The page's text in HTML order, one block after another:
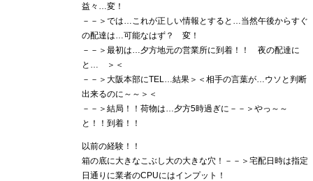
益々…変！
－－＞では…これが正しい情報とすると…当然午後からすぐ
の配達は…可能なはず？ 変！
－－＞最初は…夕方地元の営業所に到着！！ 夜の配達に
と… ＞＜
－－＞大阪本部にTEL…結果＞＜相手の言葉が…ウソと判断
出来るのに～～＞＜
－－＞結局！！荷物は…夕方5時過ぎに－－＞やっ～～
と！！到着！！
以前の経験！！
箱の底に大きなこぶし大の大きな穴！－－＞宅配日時は指定
日通りに業者のCPUにはインプット！